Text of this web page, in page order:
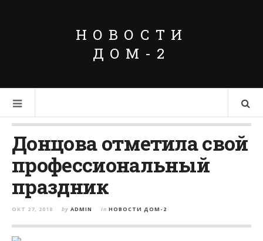
НОВОСТИ
ДОМ-2
Донцова отметила свой
профессиональный
праздник
ОКТ 27, 2018 by ADMIN in НОВОСТИ ДОМ-2